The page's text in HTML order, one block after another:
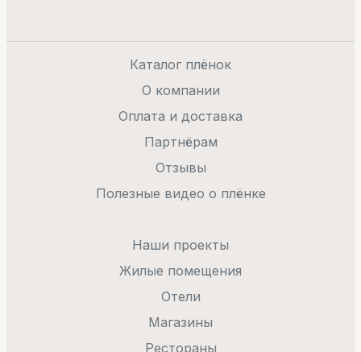
Каталог плёнок
О компании
Оплата и доставка
Партнёрам
Отзывы
Полезные видео о плёнке
Наши проекты
Жилые помещения
Отели
Магазины
Рестораны